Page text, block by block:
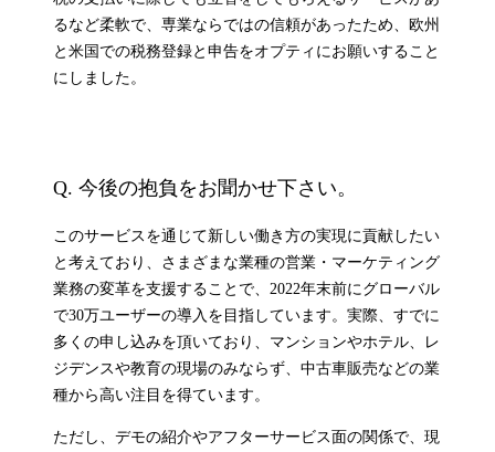
るなど柔軟で、専業ならではの信頼があったため、欧州
と米国での税務登録と申告をオプティにお願いすること
にしました。
Q. 今後の抱負をお聞かせ下さい。
このサービスを通じて新しい働き方の実現に貢献したい
と考えており、さまざまな業種の営業・マーケティング
業務の変革を支援することで、2022年末前にグローバル
で30万ユーザーの導入を目指しています。実際、すでに
多くの申し込みを頂いており、マンションやホテル、レ
ジデンスや教育の現場のみならず、中古車販売などの業
種から高い注目を得ています。
ただし、デモの紹介やアフターサービス面の関係で、現